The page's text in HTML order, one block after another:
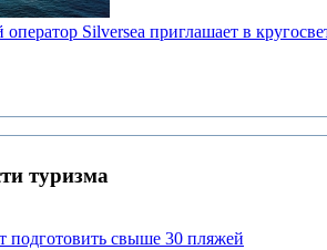
Silversea приглашает в
туризма
подготовить свыше 30 пляжей